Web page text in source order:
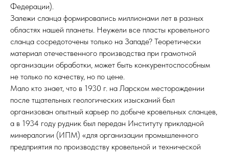
Федерации).
Залежи сланца формировались миллионами лет в разных
областях нашей планеты. Неужели все пласты кровельного
сланца сосредоточены только на Западе? Теоретически
материал отечественного производства при грамотной
организации обработки, может быть конкурентоспособным
не только по качеству, но по цене.
Мало кто знает, что в 1930 г. на Ларском месторождении
после тщательных геологических изысканий был
организован опытный карьер по добыче кровельных сланцев,
а в 1934 году рудник был передан Институту прикладной
минералогии (ИПМ) «для организации промышленного
предприятия по производству кровельной и технической